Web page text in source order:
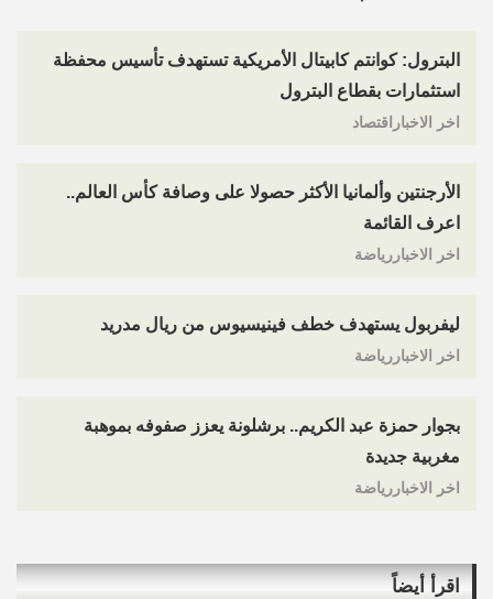
البترول: كوانتم كابيتال الأمريكية تستهدف تأسيس محفظة
استثمارات بقطاع البترول
اخر الاخباراقتصاد
الأرجنتين وألمانيا الأكثر حصولا على وصافة كأس العالم..
اعرف القائمة
اخر الاخباررياضة
ليفربول يستهدف خطف فينيسيوس من ريال مدريد
اخر الاخباررياضة
بجوار حمزة عبد الكريم.. برشلونة يعزز صفوفه بموهبة
مغربية جديدة
اخر الاخباررياضة
اقرأ أيضاً